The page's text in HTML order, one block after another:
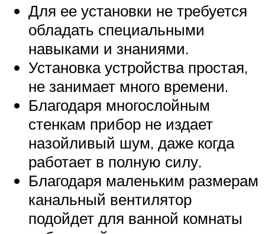
Для ее установки не требуется
обладать специальными
навыками и знаниями.
Установка устройства простая,
не занимает много времени.
Благодаря многослойным
стенкам прибор не издает
назойливый шум, даже когда
работает в полную силу.
Благодаря маленьким размерам
канальный вентилятор
подойдет для ванной комнаты